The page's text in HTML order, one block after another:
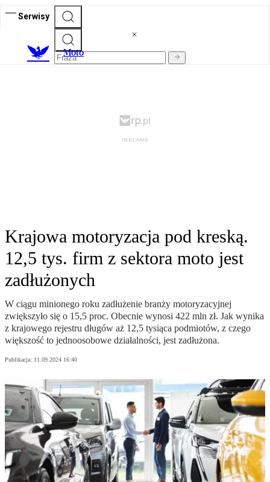
Serwisy
Moto
Krajowa motoryzacja pod kreską.
12,5 tys. firm z sektora moto jest
zadłużonych
W ciągu minionego roku zadłużenie branży motoryzacyjnej
zwiększyło się o 15,5 proc. Obecnie wynosi 422 mln zł. Jak wynika
z krajowego rejestru długów aż 12,5 tysiąca podmiotów, z czego
większość to jednoosobowe działalności, jest zadłużona.
Publikacja: 11.09.2024 16:40